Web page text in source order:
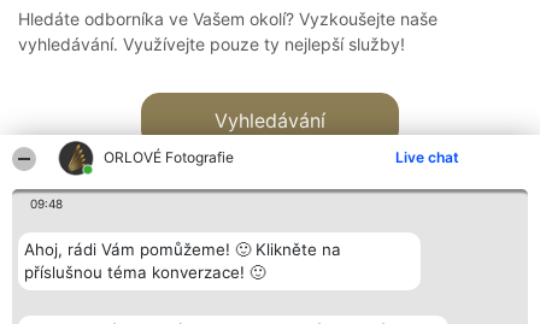
ORLOVÉ Fotografie Live chat
09:48
Ahoj, rádi Vám pomůžeme! 🙂 Klikněte na
příslušnou téma konverzace! 🙂
Hledáte odborníka ve Vašem okolí? Vyzkoušejte naše
vyhledávání. Využívejte pouze ty nejlepší služby!
Vyhledávání
Bright Side Solutions sp. z o. Vítězové Kontakt